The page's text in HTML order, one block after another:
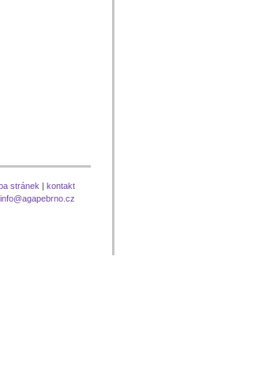
stránek | kontakt
info@agapebrno.cz